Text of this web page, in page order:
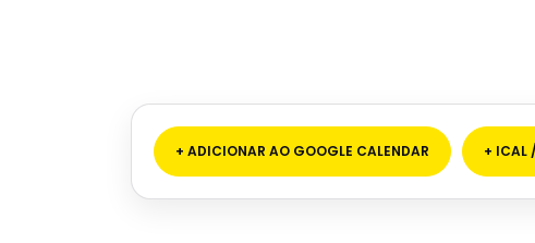
+ ADICIONAR AO GOOGLE CALENDAR + ICAL